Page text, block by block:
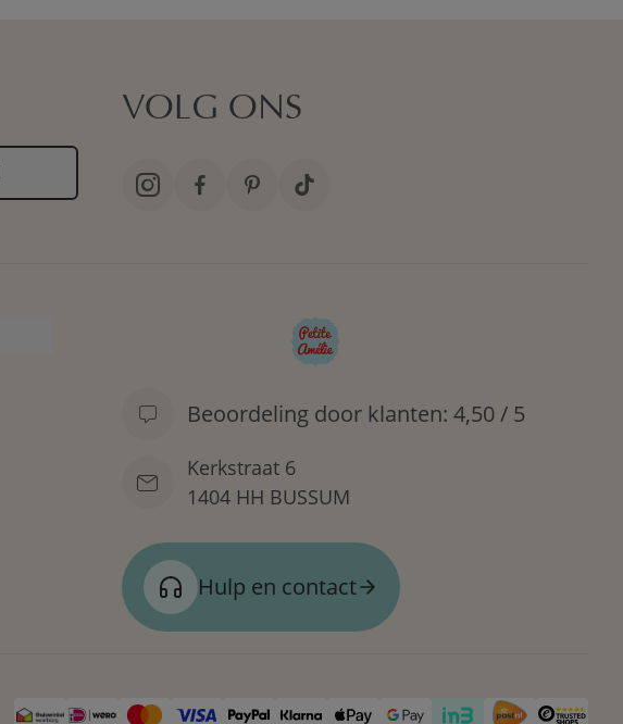
VOLG ONS
Beoordeling door klanten: 4,50 / 5
Kerkstraat 6
1404 HH BUSSUM
Hulp en contact